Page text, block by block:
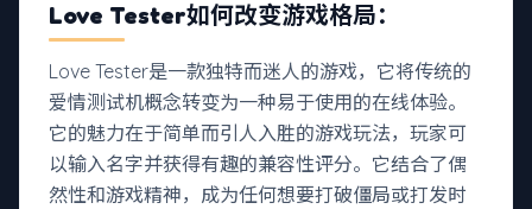
Love Tester如何改变游戏格局：
Love Tester是一款独特而迷人的游戏，它将传统的
爱情测试机概念转变为一种易于使用的在线体验。
它的魅力在于简单而引人入胜的游戏玩法，玩家可
以输入名字并获得有趣的兼容性评分。它结合了偶
然性和游戏精神，成为任何想要打破僵局或打发时